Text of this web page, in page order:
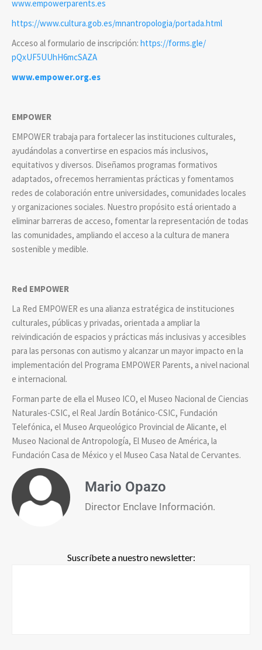
www.empowerparents.es
https://www.cultura.gob.es/mnantropologia/portada.html
Acceso al formulario de inscripción: https://forms.gle/
pQxUF5UUhH6mcSAZA
www.empower.org.es
EMPOWER
EMPOWER trabaja para fortalecer las instituciones culturales,
ayudándolas a convertirse en espacios más inclusivos,
equitativos y diversos. Diseñamos programas formativos
adaptados, ofrecemos herramientas prácticas y fomentamos
redes de colaboración entre universidades, comunidades locales
y organizaciones sociales. Nuestro propósito está orientado a
eliminar barreras de acceso, fomentar la representación de todas
las comunidades, ampliando el acceso a la cultura de manera
sostenible y medible.
Red EMPOWER
La Red EMPOWER es una alianza estratégica de instituciones
culturales, públicas y privadas, orientada a ampliar la
reivindicación de espacios y prácticas más inclusivas y accesibles
para las personas con autismo y alcanzar un mayor impacto en la
implementación del Programa EMPOWER Parents, a nivel nacional
e internacional.
Forman parte de ella el Museo ICO, el Museo Nacional de Ciencias
Naturales-CSIC, el Real Jardín Botánico-CSIC, Fundación
Telefónica, el Museo Arqueológico Provincial de Alicante, el
Museo Nacional de Antropología, El Museo de América, la
Fundación Casa de México y el Museo Casa Natal de Cervantes.
Mario Opazo
Director Enclave Información.
Suscríbete a nuestro newsletter: